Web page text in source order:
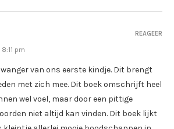
pm
van ons eerste kindje. Dit brengt
met zich mee. Dit boek omschrijft heel
wel voel, maar door een pittige
niet altijd kan vinden. Dit boek lijkt
REAGEER